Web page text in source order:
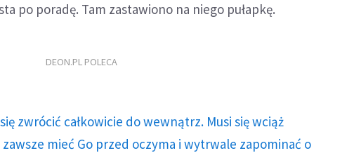
po poradę. Tam zastawiono na niego pułapkę.
DEON.PL POLECA
zwrócić całkowicie do wewnątrz. Musi się wciąż
mieć Go przed oczyma i wytrwale zapominać o